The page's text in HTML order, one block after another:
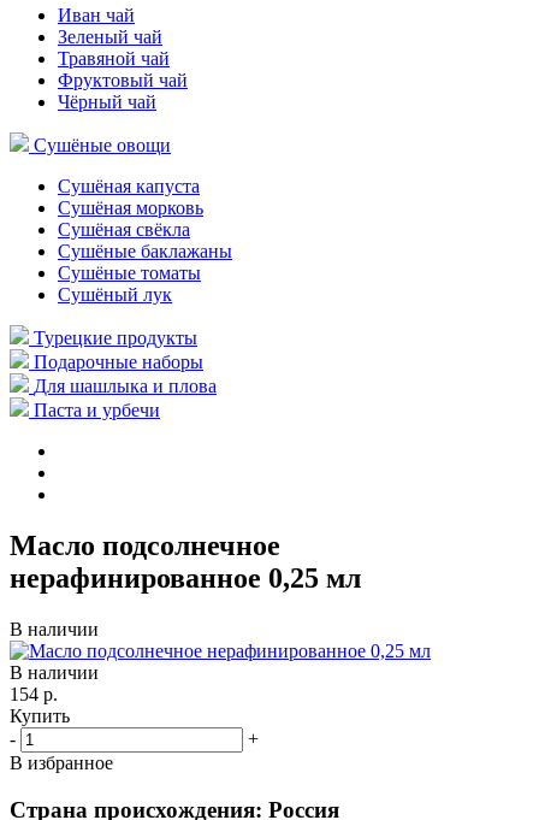
Иван чай
Зеленый чай
Травяной чай
Фруктовый чай
Чёрный чай
Сушёные овощи
Сушёная капуста
Сушёная морковь
Сушёная свёкла
Сушёные баклажаны
Сушёные томаты
Сушёный лук
Турецкие продукты
Подарочные наборы
Для шашлыка и плова
Паста и урбечи
Масло подсолнечное
нерафинированное 0,25 мл
В наличии
В наличии
154 р.
Купить
-
+
В избранное
Страна происхождения: Россия